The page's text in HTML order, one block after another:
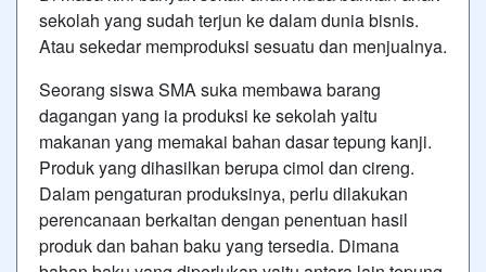
sekolah yang sudah terjun ke dalam dunia bisnis.
Atau sekedar memproduksi sesuatu dan menjualnya.
Seorang siswa SMA suka membawa barang
dagangan yang ia produksi ke sekolah yaitu
makanan yang memakai bahan dasar tepung kanji.
Produk yang dihasilkan berupa cimol dan cireng.
Dalam pengaturan produksinya, perlu dilakukan
perencanaan berkaitan dengan penentuan hasil
produk dan bahan baku yang tersedia. Dimana